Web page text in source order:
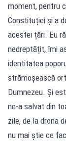
moment, pentru
Constituției și a
acestei țări. Eu
nedreptățit, îmi
identitatea
strămoșească
Dumnezeu. Și
ne-a salvat din
zile, de la drona
nu mai știe ce